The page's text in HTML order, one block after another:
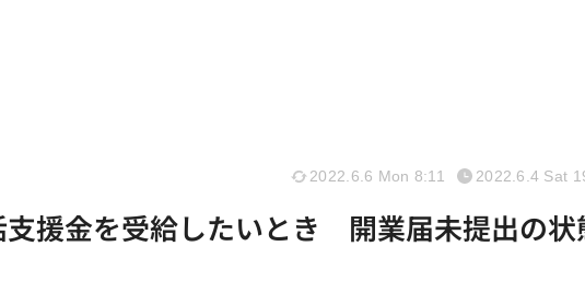
支援金を受給したいとき 開業届未提出の状
2022.6.6 Mon 8:11 2022.6.4 Sat